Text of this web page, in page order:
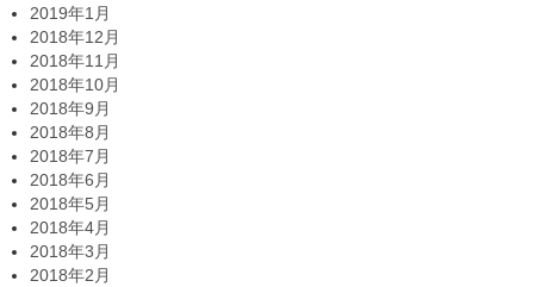
2019年1月
2018年12月
2018年11月
2018年10月
2018年9月
2018年8月
2018年7月
2018年6月
2018年5月
2018年4月
2018年3月
2018年2月